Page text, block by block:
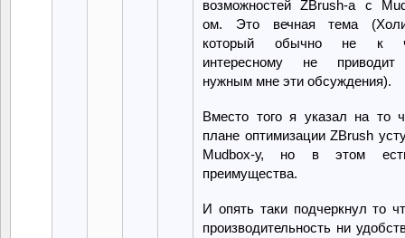
возможностей ZBrush-а с
ом. Это вечная тема
который обычно не к
интересному не
нужным мне эти обсуждения).
Вместо того я указал на то
плане оптимизации ZBrush
Mudbox-у, но в этом
преимущества.
И опять таки подчеркнул то
производительность ни